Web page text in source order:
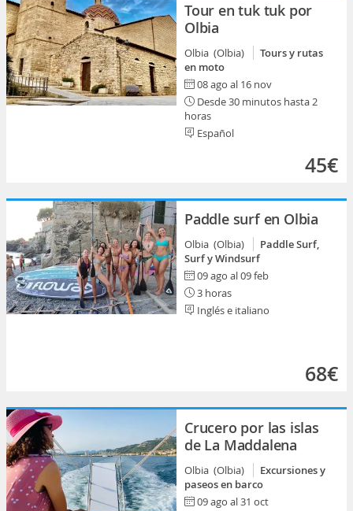
Tour en tuk tuk por
Olbia
Olbia (Olbia)
Tours y rutas
en moto
08 ago al 16 nov
Desde 30 minutos hasta 2
horas
Español
45€
Paddle surf en Olbia
Olbia (Olbia)
Paddle Surf,
Surf y Windsurf
09 ago al 09 feb
3 horas
Inglés e italiano
68€
Crucero por las islas
de La Maddalena
Olbia (Olbia)
Excursiones y
paseos en barco
09 ago al 31 oct